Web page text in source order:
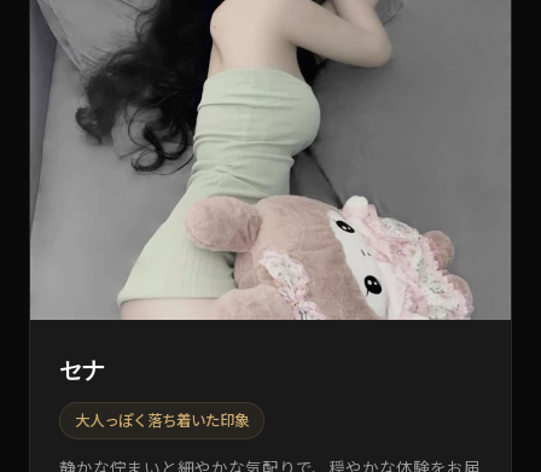
セナ
大人っぽく落ち着いた印象
静かな佇まいと細やかな気配りで、穏やかな体験をお届